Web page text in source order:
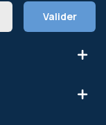
Valider